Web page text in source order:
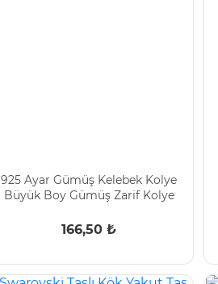
925 Ayar Gümüş Kelebek Kolye
Büyük Boy Gümüş Zarif Kolye
166,50 ₺